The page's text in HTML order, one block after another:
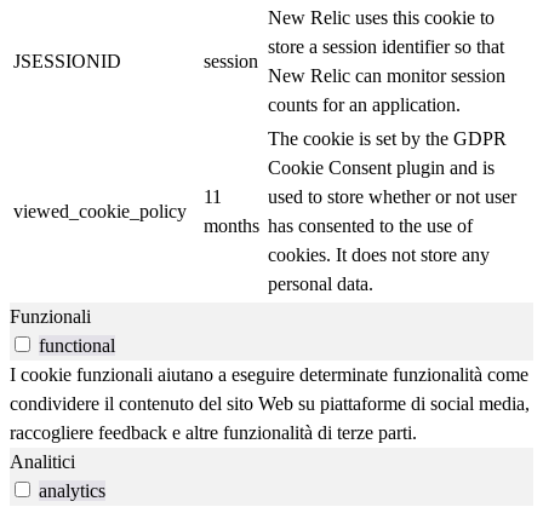
JSESSIONID session
New Relic uses this cookie to
store a session identifier so that
New Relic can monitor session
counts for an application.
viewed_cookie_policy
11
months
The cookie is set by the GDPR
Cookie Consent plugin and is
used to store whether or not user
has consented to the use of
cookies. It does not store any
personal data.
Funzionali
functional
I cookie funzionali aiutano a eseguire determinate funzionalità come
condividere il contenuto del sito Web su piattaforme di social media,
raccogliere feedback e altre funzionalità di terze parti.
Analitici
analytics